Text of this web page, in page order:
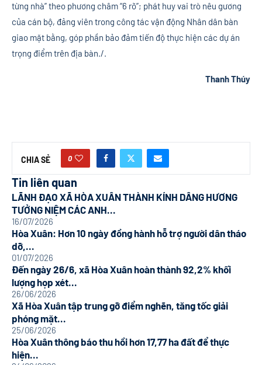
từng nhà” theo phương châm “6 rõ”; phát huy vai trò nêu gương
của cán bộ, đảng viên trong công tác vận động Nhân dân bàn
giao mặt bằng, góp phần bảo đảm tiến độ thực hiện các dự án
trọng điểm trên địa bàn./.
Thanh Thúy
CHIA SẺ 0
Tin liên quan
LÃNH ĐẠO XÃ HÒA XUÂN THÀNH KÍNH DÂNG HƯƠNG
TƯỞNG NIỆM CÁC ANH...
16/07/2026
Hòa Xuân: Hơn 10 ngày đồng hành hỗ trợ người dân tháo
dỡ,...
01/07/2026
Đến ngày 26/6, xã Hòa Xuân hoàn thành 92,2% khối
lượng họp xét...
26/06/2026
Xã Hòa Xuân tập trung gỡ điểm nghẽn, tăng tốc giải
phóng mặt...
25/06/2026
Hòa Xuân thông báo thu hồi hơn 17,77 ha đất để thực
hiện...